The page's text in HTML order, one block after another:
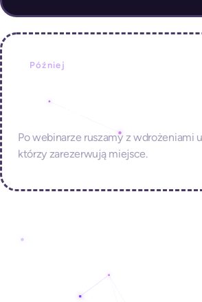
Później
Po webinarze ruszamy z wdrożeniami
którzy zarezerwują miejsce.